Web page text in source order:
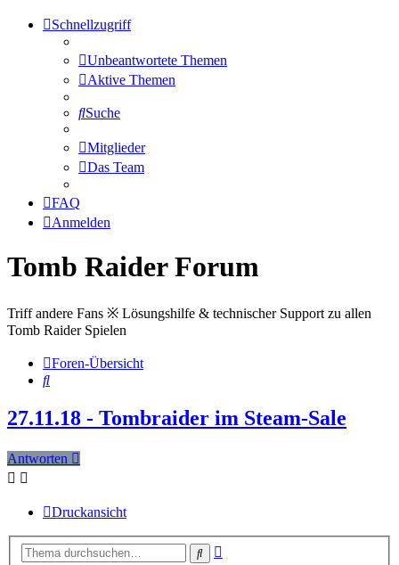
Schnellzugriff
Unbeantwortete Themen
Aktive Themen
Suche
Mitglieder
Das Team
FAQ
Anmelden
Tomb Raider Forum
Triff andere Fans ※ Lösungshilfe & technischer Support zu allen
Tomb Raider Spielen
Foren-Übersicht
Suche
27.11.18 - Tombraider im Steam-Sale
Antworten
Druckansicht
Suche